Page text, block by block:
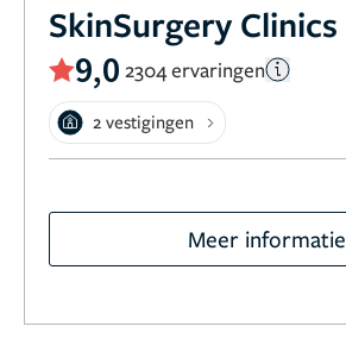
SkinSurgery Clinics
9,0 2304 ervaringen
2 vestigingen
Meer informatie